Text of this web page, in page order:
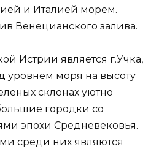
и Италией морем.
Венецианского залива.
Истрии является г.Учка,
уровнем моря на высоту
склонах уютно
городки со
эпохи Средневековья.
среди них являются